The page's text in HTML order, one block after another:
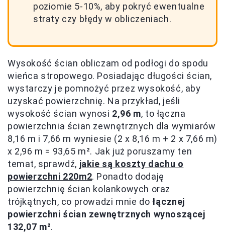
poziomie 5-10%, aby pokryć ewentualne
straty czy błędy w obliczeniach.
Wysokość ścian obliczam od podłogi do spodu
wieńca stropowego. Posiadając długości ścian,
wystarczy je pomnożyć przez wysokość, aby
uzyskać powierzchnię. Na przykład, jeśli
wysokość ścian wynosi 2,96 m, to łączna
powierzchnia ścian zewnętrznych dla wymiarów
8,16 m i 7,66 m wyniesie (2 x 8,16 m + 2 x 7,66 m)
x 2,96 m = 93,65 m². Jak już poruszamy ten
temat, sprawdź, jakie są koszty dachu o
powierzchni 220m2. Ponadto dodaję
powierzchnię ścian kolankowych oraz
trójkątnych, co prowadzi mnie do łącznej
powierzchni ścian zewnętrznych wynoszącej
132,07 m².